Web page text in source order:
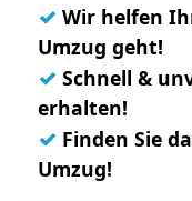
✓ Wir helfen
Umzug geht!
✓ Schnell &
erhalten!
✓ Finden Sie
Umzug!